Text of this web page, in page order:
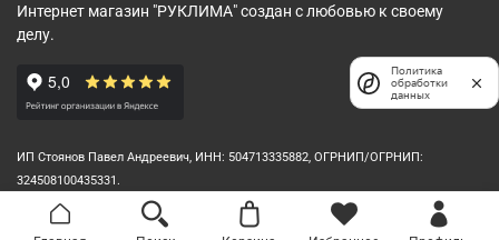
Интернет магазин "РУКЛИМА" создан с любовью к своему
делу.
ИП Стоянов Павел Андреевич, ИНН: 504713335882, ОГРНИП/ОГРНИП:
324508100435331.
Политика
обработки
данных